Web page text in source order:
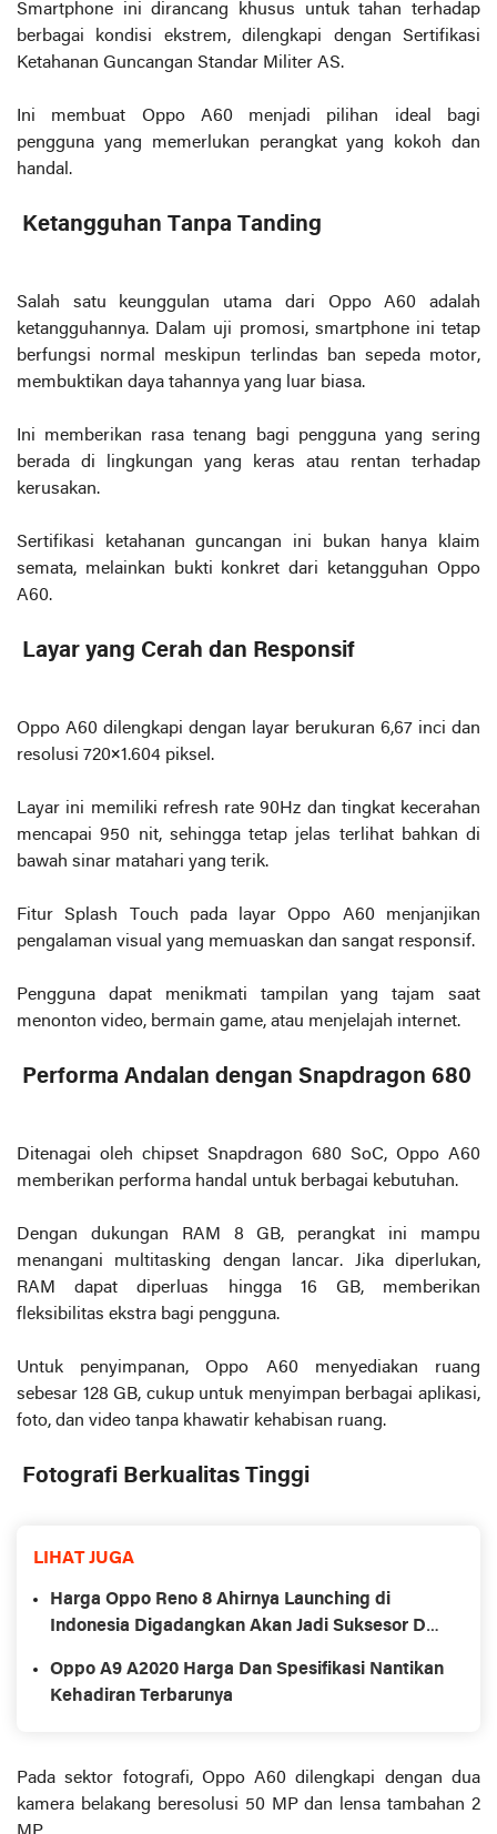
Smartphone ini dirancang khusus untuk tahan terhadap
berbagai kondisi ekstrem, dilengkapi dengan Sertifikasi
Ketahanan Guncangan Standar Militer AS.
Ini membuat Oppo A60 menjadi pilihan ideal bagi
pengguna yang memerlukan perangkat yang kokoh dan
handal.
Ketangguhan Tanpa Tanding
Salah satu keunggulan utama dari Oppo A60 adalah
ketangguhannya. Dalam uji promosi, smartphone ini tetap
berfungsi normal meskipun terlindas ban sepeda motor,
membuktikan daya tahannya yang luar biasa.
Ini memberikan rasa tenang bagi pengguna yang sering
berada di lingkungan yang keras atau rentan terhadap
kerusakan.
Sertifikasi ketahanan guncangan ini bukan hanya klaim
semata, melainkan bukti konkret dari ketangguhan Oppo
A60.
Layar yang Cerah dan Responsif
Oppo A60 dilengkapi dengan layar berukuran 6,67 inci dan
resolusi 720×1.604 piksel.
Layar ini memiliki refresh rate 90Hz dan tingkat kecerahan
mencapai 950 nit, sehingga tetap jelas terlihat bahkan di
bawah sinar matahari yang terik.
Fitur Splash Touch pada layar Oppo A60 menjanjikan
pengalaman visual yang memuaskan dan sangat responsif.
Pengguna dapat menikmati tampilan yang tajam saat
menonton video, bermain game, atau menjelajah internet.
Performa Andalan dengan Snapdragon 680
Ditenagai oleh chipset Snapdragon 680 SoC, Oppo A60
memberikan performa handal untuk berbagai kebutuhan.
Dengan dukungan RAM 8 GB, perangkat ini mampu
menangani multitasking dengan lancar. Jika diperlukan,
RAM dapat diperluas hingga 16 GB, memberikan
fleksibilitas ekstra bagi pengguna.
Untuk penyimpanan, Oppo A60 menyediakan ruang
sebesar 128 GB, cukup untuk menyimpan berbagai aplikasi,
foto, dan video tanpa khawatir kehabisan ruang.
Fotografi Berkualitas Tinggi
LIHAT JUGA
Harga Oppo Reno 8 Ahirnya Launching di
Indonesia Digadangkan Akan Jadi Suksesor Dari
Oppo A9 A2020 Harga Dan Spesifikasi Nantikan
Kehadiran Terbarunya
Pada sektor fotografi, Oppo A60 dilengkapi dengan dua
kamera belakang beresolusi 50 MP dan lensa tambahan 2